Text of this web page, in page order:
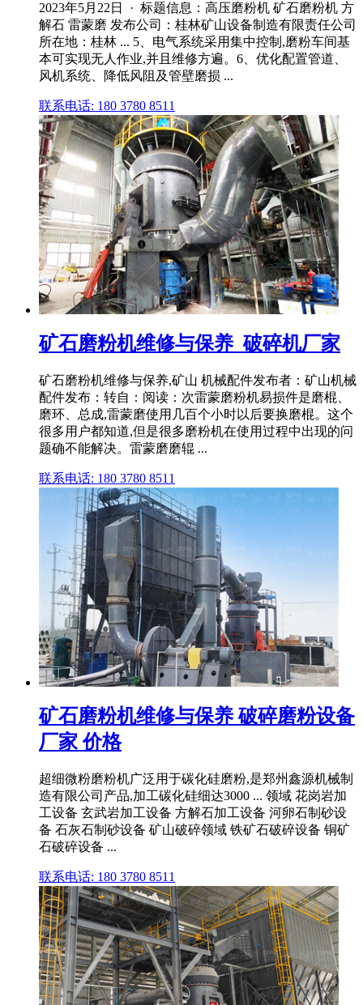
2023年5月22日 · 标题信息：高压磨粉机 矿石磨粉机 方
解石 雷蒙磨 发布公司：桂林矿山设备制造有限责任公司
所在地：桂林 ... 5、电气系统采用集中控制,磨粉车间基
本可实现无人作业,并且维修方遍。6、优化配置管道、
风机系统、降低风阻及管壁磨损 ...
联系电话: 180 3780 8511
矿石磨粉机维修与保养_破碎机厂家
矿石磨粉机维修与保养,矿山 机械配件发布者：矿山机械
配件发布：转自：阅读：次雷蒙磨粉机易损件是磨棍、
磨环、总成,雷蒙磨使用几百个小时以后要换磨棍。这个
很多用户都知道,但是很多磨粉机在使用过程中出现的问
题确不能解决。雷蒙磨磨辊 ...
联系电话: 180 3780 8511
矿石磨粉机维修与保养 破碎磨粉设备
厂家 价格
超细微粉磨粉机广泛用于碳化硅磨粉,是郑州鑫源机械制
造有限公司产品,加工碳化硅细达3000 ... 领域 花岗岩加
工设备 玄武岩加工设备 方解石加工设备 河卵石制砂设
备 石灰石制砂设备 矿山破碎领域 铁矿石破碎设备 铜矿
石破碎设备 ...
联系电话: 180 3780 8511